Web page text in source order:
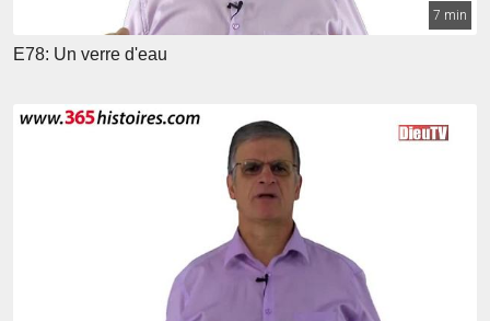
7 min
E78: Un verre d'eau